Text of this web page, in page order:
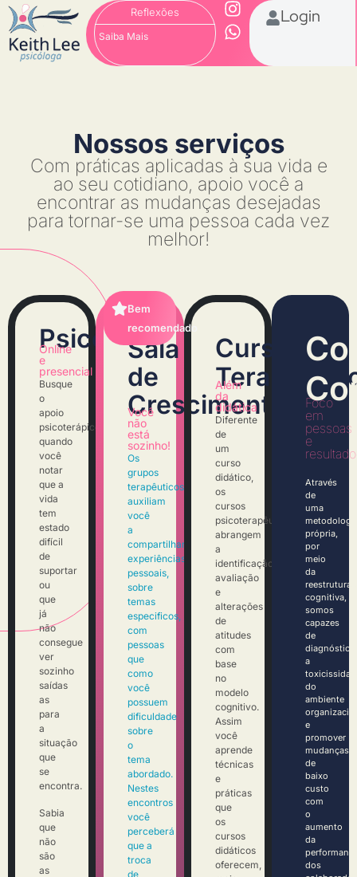
Reflexões
Saiba Mais
Login
Nossos serviços
Com práticas aplicadas à sua vida e
ao seu cotidiano, apoio você a
encontrar as mudanças desejadas
para tornar-se uma pessoa cada vez
melhor!
Psicoterapia
Online
e
presencial
Busque
o
apoio
psicoterápico
quando
você
notar
que a
vida
tem
estado
difícil
de
suportar
ou
que
já
não
consegue
ver
sozinho
saídas
as
para
a
situação
que
se
encontra.
Sabia
que
não
são
as
Sala
de
Crescimento
Você
não
está
sozinho!
Os
grupos
terapêuticos
auxiliam
você
a
compartilhar
experiências
pessoais,
sobre
temas
especificos,
com
pessoas
que
como
você
possuem
dificuldade
sobre
o
tema
abordado.
Nestes
encontros
você
perceberá
que a
troca
de
Bem
recomendado
Cursos
Além
da
didática
Diferente
de
um
curso
didático,
os
cursos
psicoterapêuticos
abrangem
a
identificação,
avaliação
e
alterações
de
atitudes
com
base
no
modelo
cognitivo.
Assim
você
aprende
técnicas
e
práticas
que
os
cursos
didáticos
oferecem,
Foco
em
pessoas
e
Através
de
uma
própria,
por
meio
da
cognitiva,
somos
capazes
de
a
do
ambiente
e
promover
mudanças
de
baixo
custo
com
o
aumento
da
dos